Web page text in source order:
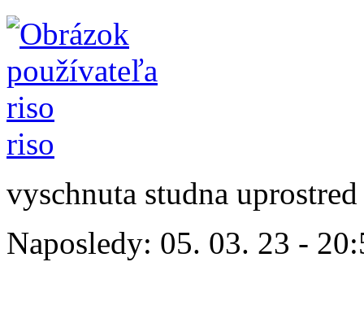
riso
vyschnuta studna uprostred
Naposledy: 05. 03. 23 -